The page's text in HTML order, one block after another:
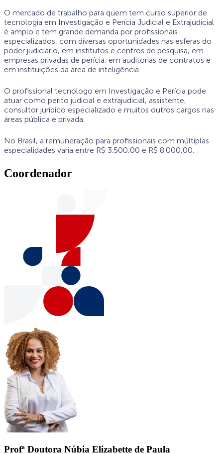
O mercado de trabalho para quem tem curso superior de
tecnologia em Investigação e Perícia Judicial e Extrajudicial
é amplo e tem grande demanda por profissionais
especializados, com diversas oportunidades nas esferas do
poder judiciário, em institutos e centros de pesquisa, em
empresas privadas de perícia, em auditorias de contratos e
em instituições da área de inteligência.
O profissional tecnólogo em Investigação e Perícia pode
atuar como perito judicial e extrajudicial, assistente,
consultor jurídico especializado e muitos outros cargos nas
áreas pública e privada.
No Brasil, a remuneração para profissionais com múltiplas
especialidades varia entre R$ 3.500,00 e R$ 8.000,00.
Coordenador
Profª Doutora Núbia Elizabette de Paula